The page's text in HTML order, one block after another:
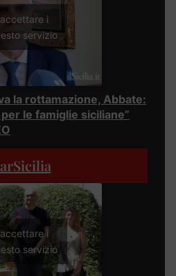
i
servizio
la rottamazione, Abbate:
le famiglie siciliane”
i
servizio